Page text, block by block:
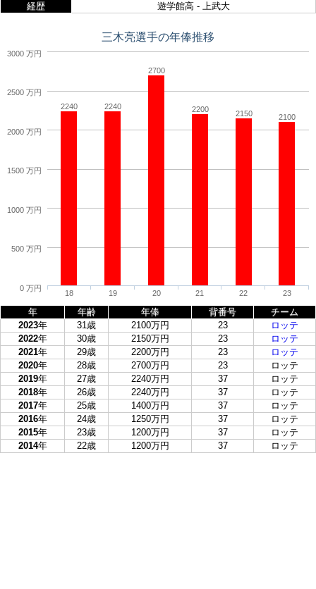
経歴
遊学館高 - 上武大
三木亮選手の年俸推移
2240 2240
2700
2200 2150 2100
18 19 20 21 22 23
0 万円
500 万円
1000 万円
1500 万円
2000 万円
2500 万円
3000 万円
年 年齢 年俸 背番号
チーム
2023年 31歳 2100万円 23
ロッテ
2022年 30歳 2150万円 23
ロッテ
2021年 29歳 2200万円 23
ロッテ
2020年 28歳 2700万円 23
ロッテ
2019年 27歳 2240万円 37
ロッテ
2018年 26歳 2240万円 37
ロッテ
2017年 25歳 1400万円 37
ロッテ
2016年 24歳 1250万円 37
ロッテ
2015年 23歳 1200万円 37
ロッテ
2014年 22歳 1200万円 37 ロッテ